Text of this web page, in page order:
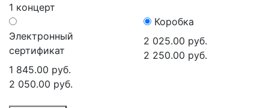
1 концерт
Электронный
сертификат
1 845.00 руб.
2 050.00 руб.
Коробка
2 025.00 руб.
2 250.00 руб.